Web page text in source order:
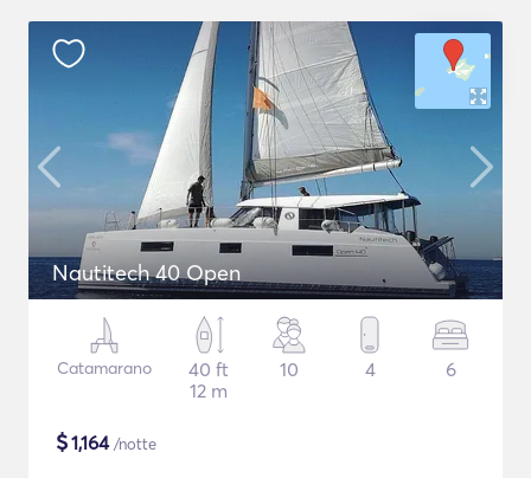
Nautitech 40 Open
Catamarano
40 ft
12 m
10 4 6
$1,164/notte